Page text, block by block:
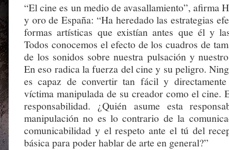
“El cine es un medio de avasallamiento”, afirma
y oro de España: “Ha heredado las estrategias
formas artísticas que existían antes que él y
Todos conocemos el efecto de los cuadros de
de los sonidos sobre nuestra pulsación y
En eso radica la fuerza del cine y su peligro.
es capaz de convertir tan fácil y
víctima manipulada de su creador como el cine.
responsabilidad. ¿Quién asume esta
manipulación no es lo contrario de la
comunicabilidad y el respeto ante el tú del
básica para poder hablar de arte en general?”